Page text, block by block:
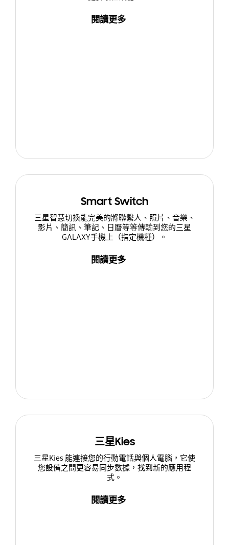
閱讀更多
Smart Switch
三星智慧切換能完美的將聯繫人、照片、音樂、
影片、簡訊、筆記、日曆等等傳輸到您的三星
GALAXY手機上（指定機種）。
閱讀更多
三星Kies
三星Kies 能連接您的行動電話與個人電腦，它使
您設備之間更容易同步數據，找到新的應用程
式。
閱讀更多